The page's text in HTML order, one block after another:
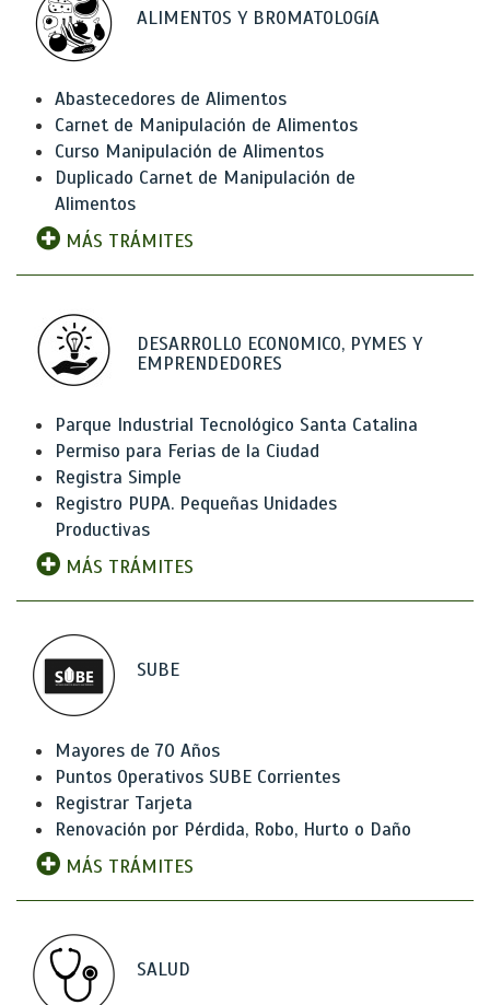
ALIMENTOS Y BROMATOLOGíA
Abastecedores de Alimentos
Carnet de Manipulación de Alimentos
Curso Manipulación de Alimentos
Duplicado Carnet de Manipulación de
Alimentos
MÁS TRÁMITES
DESARROLLO ECONOMICO, PYMES Y
EMPRENDEDORES
Parque Industrial Tecnológico Santa Catalina
Permiso para Ferias de la Ciudad
Registra Simple
Registro PUPA. Pequeñas Unidades
Productivas
MÁS TRÁMITES
SUBE
Mayores de 70 Años
Puntos Operativos SUBE Corrientes
Registrar Tarjeta
Renovación por Pérdida, Robo, Hurto o Daño
MÁS TRÁMITES
SALUD